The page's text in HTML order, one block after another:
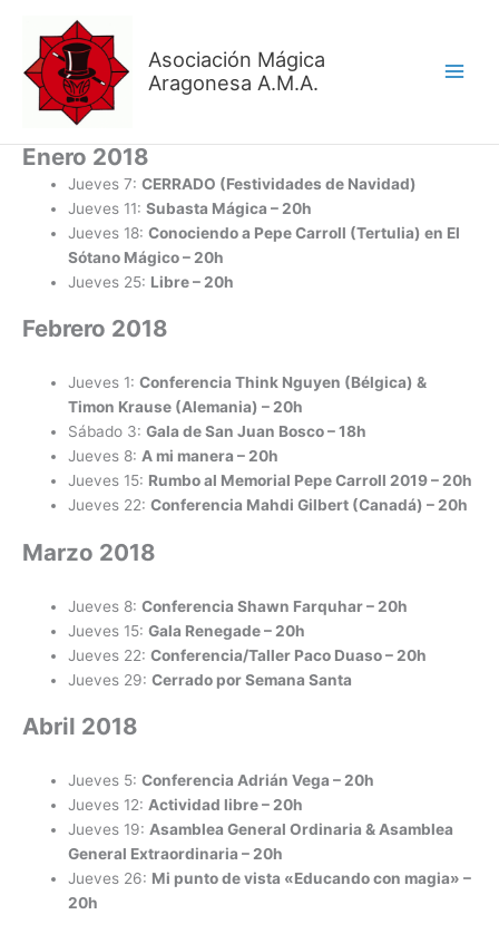
contenido
Asociación Mágica
Aragonesa A.M.A.
Enero 2018
Jueves 7:CERRADO (Festividades de Navidad)
Jueves 11:Subasta Mágica – 20h
Jueves 18:Conociendo a Pepe Carroll (Tertulia) en El
Sótano Mágico – 20h
Jueves 25: Libre – 20h
Febrero 2018
Jueves 1:Conferencia Think Nguyen (Bélgica) &
Timon Krause (Alemania) – 20h
Sábado 3:Gala de San Juan Bosco – 18h
Jueves 8:A mi manera– 20h
Jueves 15: Rumbo al Memorial Pepe Carroll 2019– 20h
Jueves 22:Conferencia Mahdi Gilbert (Canadá)– 20h
Marzo 2018
Jueves 8:Conferencia Shawn Farquhar – 20h
Jueves 15:Gala Renegade – 20h
Jueves 22:Conferencia/Taller Paco Duaso – 20h
Jueves 29:Cerrado por Semana Santa
Abril 2018
Jueves 5:Conferencia Adrián Vega – 20h
Jueves 12: Actividad libre– 20h
Jueves 19: Asamblea General Ordinaria & Asamblea
General Extraordinaria– 20h
Jueves 26: Mi punto de vista «Educando con magia»–
20h